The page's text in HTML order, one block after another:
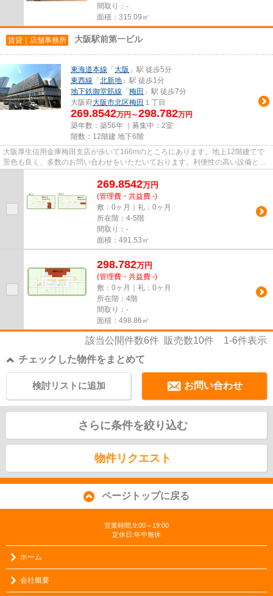
間取り：-
面積：315.09㎡
賃貸｜店舗事務所 大阪駅前第一ビル
東海道本線 「 大阪 」駅 徒歩5分
東西線 「 北新地 」駅 徒歩1分
地下鉄御堂筋線 「 梅田 」駅 徒歩7分
大阪府大阪市北区梅田 １丁目
269.8542万円～298.782万円
築年数：築56年 ｜募集中： 2室
階数：12階建 地下6階
大阪厚生信用金庫梅田支店が歩いて166mのところにあります。地上12階建てで
景色も良く、多数のお問い合わせをいただいております。利便性の高い設備とし
269.8542万円
(管理費・共益費 -)
敷：0ヶ月｜礼：0ヶ月
所在階：4-5階
間取り：-
面積：491.53㎡
298.782万円
(管理費・共益費 -)
敷：0ヶ月｜礼：0ヶ月
所在階：4階
間取り：-
面積：498.86㎡
該当公開件数6件 販売数10件 1-6件表示
チェックした物件をまとめて
お問い合わせ
検討リストに追加
さらに条件を絞り込む
物件リクエスト
ページトップに戻る
営業時間:9:00～19:00
定休日:年中無休
ホーム
会社概要